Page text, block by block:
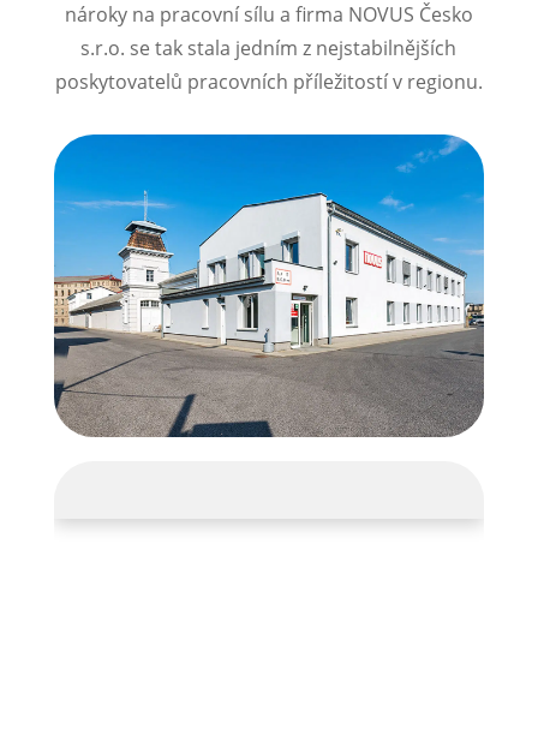
nároky na pracovní sílu a firma NOVUS Česko
s.r.o. se tak stala jedním z nejstabilnějších
poskytovatelů pracovních příležitostí v regionu.